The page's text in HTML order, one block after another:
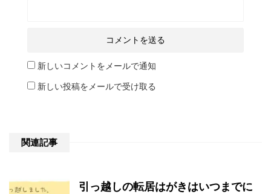
新しいコメントをメールで通知
新しい投稿をメールで受け取る
関連記事
引っ越しの転居はがきはいつまでに